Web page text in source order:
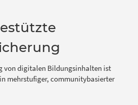
von digitalen Bildungsinhalten ist
mehrstufiger, communitybasierter